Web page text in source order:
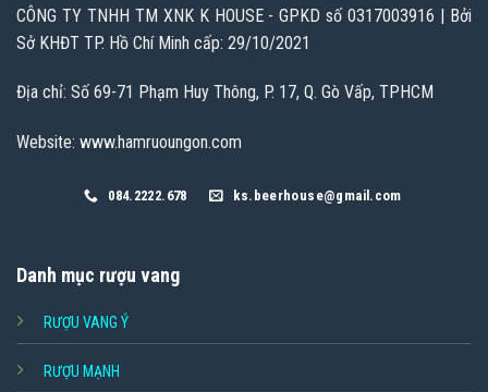
CÔNG TY TNHH TM XNK K HOUSE - GPKD số 0317003916 | Bởi
Sở KHĐT TP. Hồ Chí Minh cấp: 29/10/2021
Địa chỉ: Số 69-71 Phạm Huy Thông, P. 17, Q. Gò Vấp, TPHCM
Website: www.hamruoungon.com
084.2222.678 ks.beerhouse@gmail.com
Danh mục rượu vang
RƯỢU VANG Ý
RƯỢU MẠNH